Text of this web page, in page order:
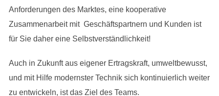
Anforderungen des Marktes, eine kooperative
Zusammenarbeit mit Geschäftspartnern und Kunden ist
für Sie daher eine Selbstverständlichkeit!
Auch in Zukunft aus eigener Ertragskraft, umweltbewusst,
und mit Hilfe modernster Technik sich kontinuierlich weiter
zu entwickeln, ist das Ziel des Teams.